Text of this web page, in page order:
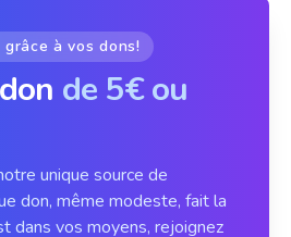
à vos dons!
de 5€ ou
unique source de
don, même modeste, fait la
dans vos moyens, rejoignez